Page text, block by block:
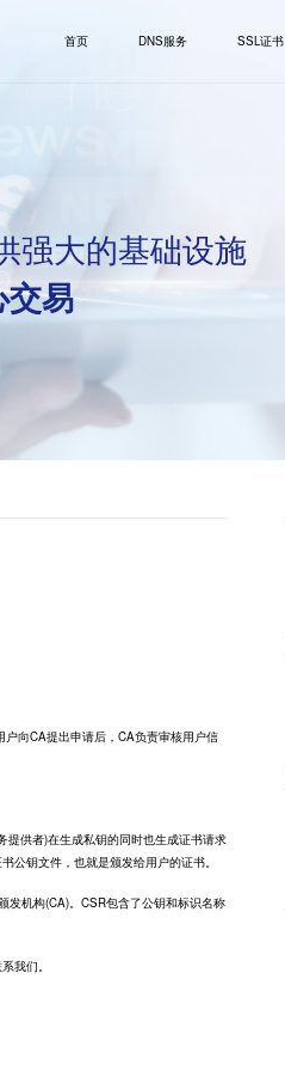
首页 DNS服务 SSL证书
强大的基础设施
易
向CA提出申请后，CA负责审核用户信
供者)在生成私钥的同时也生成证书请求
公钥文件，也就是颁发给用户的证书。
机构(CA)。CSR包含了公钥和标识名称
我们。